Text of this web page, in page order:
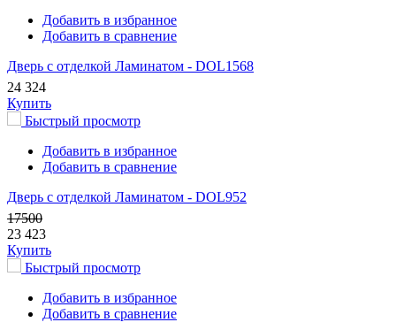
Добавить в избранное
Добавить в сравнение
Дверь с отделкой Ламинатом - DOL1568
24 324
Купить
Быстрый просмотр
Добавить в избранное
Добавить в сравнение
Дверь с отделкой Ламинатом - DOL952
17500
23 423
Купить
Быстрый просмотр
Добавить в избранное
Добавить в сравнение